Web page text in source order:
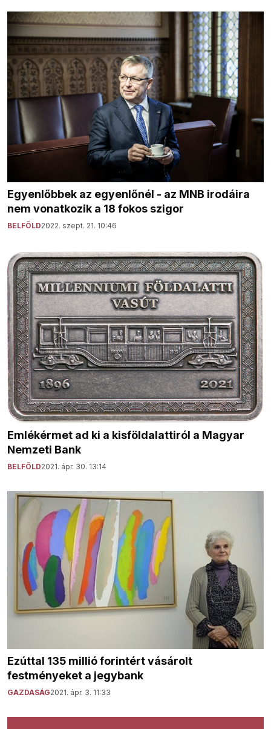
Egyenlőbbek az egyenlőnél - az MNB irodáira
nem vonatkozik a 18 fokos szigor
BELFÖLD2022. szept. 21. 10:46
Emlékérmet ad ki a kisföldalattiról a Magyar
Nemzeti Bank
BELFÖLD2021. ápr. 30. 13:14
Ezúttal 135 millió forintért vásárolt
festményeket a jegybank
GAZDASÁG2021. ápr. 3. 11:33